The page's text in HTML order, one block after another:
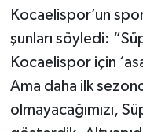
Kocaelispor’un
şunları söyledi:
Kocaelispor için
Ama daha ilk
olmayacağımızı,